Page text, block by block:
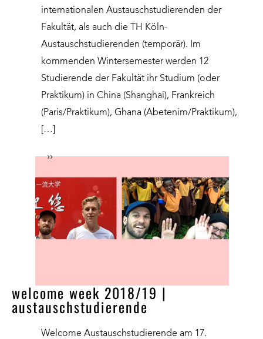
internationalen Austauschstudierenden der
Fakultät, als auch die TH Köln-
Austauschstudierenden (temporär). Im
kommenden Wintersemester werden 12
Studierende der Fakultät ihr Studium (oder
Praktikum) in China (Shanghai), Frankreich
(Paris/Praktikum), Ghana (Abetenim/Praktikum),
[…]
››
welcome week 2018/19 |
austauschstudierende
Welcome Austauschstudierende am 17.